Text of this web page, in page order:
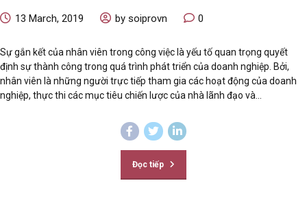
13 March, 2019 by soiprovn 0
Sự gắn kết của nhân viên trong công việc là yếu tố quan trọng quyết
định sự thành công trong quá trình phát triển của doanh nghiệp. Bởi,
nhân viên là những người trực tiếp tham gia các hoạt động của doanh
nghiệp, thực thi các mục tiêu chiến lược của nhà lãnh đạo và...
Đọc tiếp